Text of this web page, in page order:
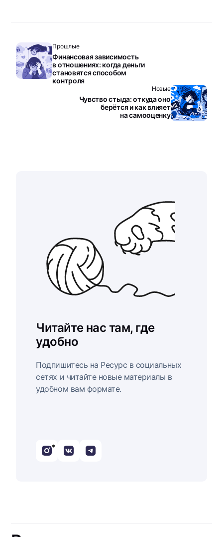
Прошлые
Финансовая зависимость
в отношениях: когда деньги
становятся способом
контроля
Новые
Чувство стыда: откуда оно
берётся и как влияет
на самооценку
Читайте нас там, где
удобно
Подпишитесь на Ресурс в социальных
сетях и читайте новые материалы в
удобном вам формате.
*